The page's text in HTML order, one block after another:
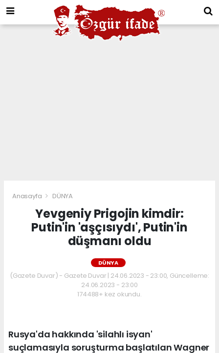
Anasayfa DÜNYA
Yevgeniy Prigojin kimdir:
Putin'in 'aşçısıydı', Putin'in
düşmanı oldu
DÜNYA
(Gazete Duvar) - Gazete Duvar | 24.06.2023 - 23:00, Güncelleme:
24.06.2023 - 23:00
174488+ kez okundu.
Rusya'da hakkında 'silahlı isyan'
suçlamasıyla soruşturma başlatılan Wagner